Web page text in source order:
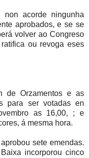
acorde ningunha
aprobados, e se se
volver ao Congreso
ou revoga eses
de Orzamentos e as
para ser votadas en
as 16,00, ; e
á mesma hora.
sete emendas.
incorporou cinco